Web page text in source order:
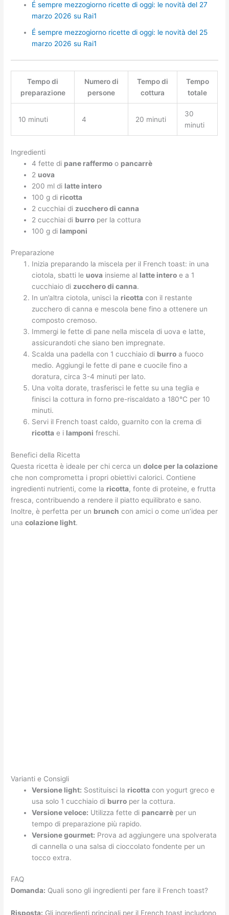
É sempre mezzogiorno ricette di oggi: le novità del 27
marzo 2026 su Rai1
É sempre mezzogiorno ricette di oggi: le novità del 25
marzo 2026 su Rai1
Tempo di
preparazione
Numero di
persone
Tempo di
cottura
Tempo
totale
10 minuti 4 20 minuti
30
minuti
Ingredienti
4 fette di pane raffermo o pancarrè
2 uova
200 ml di latte intero
100 g di ricotta
2 cucchiai di zucchero di canna
2 cucchiai di burro per la cottura
100 g di lamponi
Preparazione
Inizia preparando la miscela per il French toast: in una
ciotola, sbatti le uova insieme al latte intero e a 1
cucchiaio dizucchero di canna.
In un’altra ciotola, unisci la ricotta con il restante
zucchero di canna e mescola bene fino a ottenere un
composto cremoso.
Immergi le fette di pane nella miscela di uova e latte,
assicurandoti che siano ben impregnate.
Scalda una padella con 1 cucchiaio di burro a fuoco
medio. Aggiungi le fette di pane e cuocile fino a
doratura, circa 3-4 minuti per lato.
Una volta dorate, trasferisci le fette su una teglia e
finisci la cottura in forno pre-riscaldato a 180°C per 10
minuti.
Servi il French toast caldo, guarnito con la crema di
ricotta e i lamponi freschi.
Benefici della Ricetta
Questa ricetta è ideale per chi cerca undolce per la colazione
che non comprometta i propri obiettivi calorici. Contiene
ingredienti nutrienti, come la ricotta, fonte di proteine, e frutta
fresca, contribuendo a rendere il piatto equilibrato e sano.
Inoltre, è perfetta per un brunch con amici o come un’idea per
unacolazione light.
Varianti e Consigli
Versione light: Sostituisci la ricotta con yogurt greco e
usa solo 1 cucchiaio di burro per la cottura.
Versione veloce: Utilizza fette di pancarrè per un
tempo di preparazione più rapido.
Versione gourmet: Prova ad aggiungere una spolverata
di cannella o una salsa di cioccolato fondente per un
tocco extra.
FAQ
Domanda: Quali sono gli ingredienti per fare il French toast?
Risposta: Gli ingredienti principali per il French toast includono